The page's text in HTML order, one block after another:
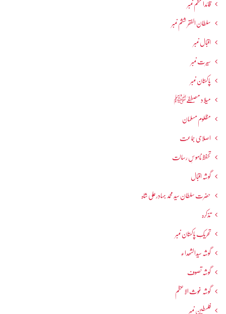
قائداعظم نمبر
سلطان الفقر ششم نمبر
اقبال نمبر
سیرت نمبر
پاکستان نمبر
میلاد مصطفےٰﷺ
مظلوم مسلمان
اصلاحی جماعت
تحفظ ناموسِ رسالت
گوشہ اقبال
حضرت سلطان سید محمد بہادرعلی شاہ
تذکرہ
تحریکِ پاکستان نمبر
گوشہ سیدالشھداء
گوشہ تصوف
گوشہ غوث الاعظم
فلسطین نمبر